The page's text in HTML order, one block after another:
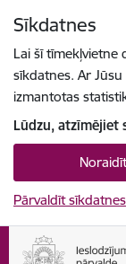
Sīkdatnes
Lai šī tīmekļvietne
sīkdatnes. Ar
izmantotas
Lūdzu, atzīmējiet
Noraidīt
Pārvaldīt sīkdatnes